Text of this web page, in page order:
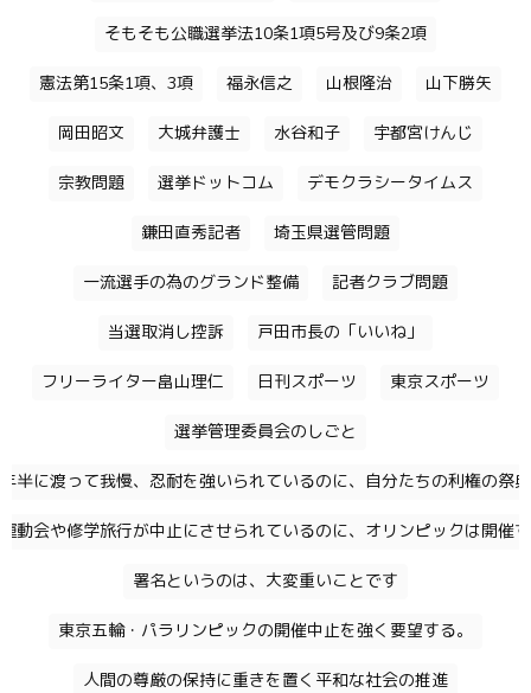
そもそも公職選挙法10条1項5号及び9条2項
憲法第15条1項、3項 福永信之 山根隆治 山下勝矢
岡田昭文 大城弁護士 水谷和子 宇都宮けんじ
宗教問題 選挙ドットコム デモクラシータイムス
鎌田直秀記者 埼玉県選管問題
一流選手の為のグランド整備 記者クラブ問題
当選取消し控訴 戸田市長の「いいね」
フリーライター畠山理仁 日刊スポーツ 東京スポーツ
選挙管理委員会のしごと
半に渡って我慢、忍耐を強いられているのに、自分たちの利権の祭
動会や修学旅行が中止にさせられているのに、オリンピックは開催
署名というのは、大変重いことです
東京五輪・パラリンピックの開催中止を強く要望する。
人間の尊厳の保持に重きを置く平和な社会の推進